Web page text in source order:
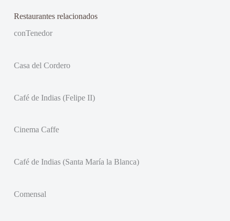
Restaurantes relacionados
conTenedor
Casa del Cordero
Café de Indias (Felipe II)
Cinema Caffe
Café de Indias (Santa María la Blanca)
Comensal